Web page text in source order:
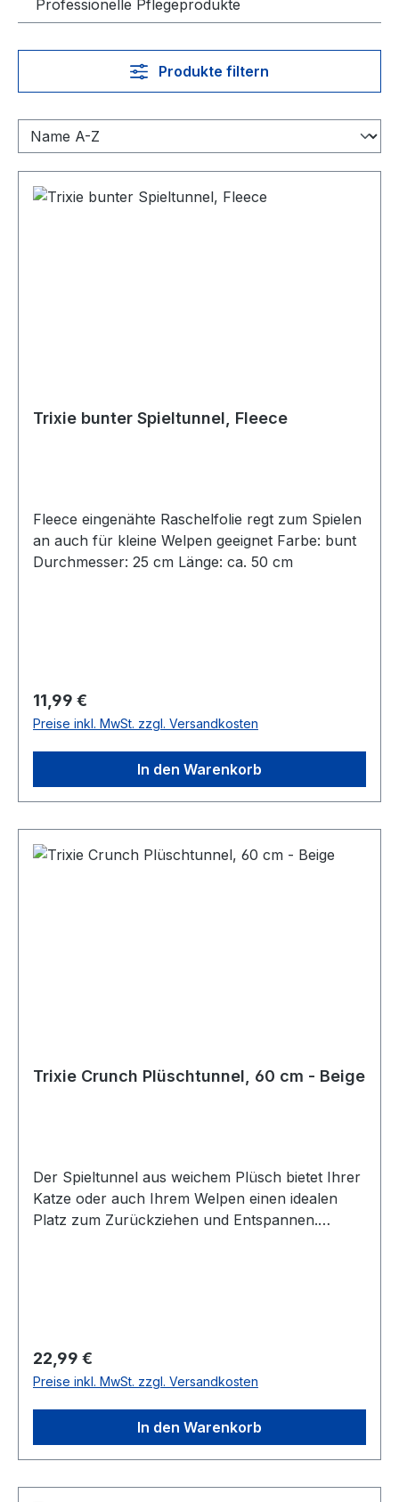
Professionelle Pflegeprodukte
Produkte filtern
Trixie bunter Spieltunnel, Fleece
Fleece eingenähte Raschelfolie regt zum Spielen
an auch für kleine Welpen geeignet Farbe: bunt
Durchmesser: 25 cm Länge: ca. 50 cm
Regulärer Preis:
11,99 €
Preise inkl. MwSt. zzgl. Versandkosten
In den Warenkorb
Trixie Crunch Plüschtunnel, 60 cm - Beige
Der Spieltunnel aus weichem Plüsch bietet Ihrer
Katze oder auch Ihrem Welpen einen idealen
Platz zum Zurückziehen und Entspannen.
Regulärer Preis:
22,99 €
Preise inkl. MwSt. zzgl. Versandkosten
In den Warenkorb